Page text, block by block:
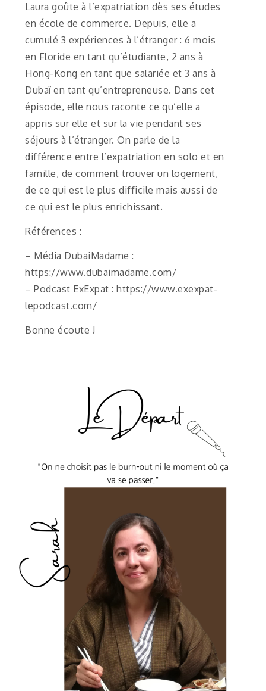
Laura goûte à l’expatriation dès ses études
en école de commerce. Depuis, elle a
cumulé 3 expériences à l’étranger : 6 mois
en Floride en tant qu’étudiante, 2 ans à
Hong-Kong en tant que salariée et 3 ans à
Dubaï en tant qu’entrepreneuse. Dans cet
épisode, elle nous raconte ce qu’elle a
appris sur elle et sur la vie pendant ses
séjours à l’étranger. On parle de la
différence entre l’expatriation en solo et en
famille, de comment trouver un logement,
de ce qui est le plus difficile mais aussi de
ce qui est le plus enrichissant.
Références :
– Média DubaiMadame :
https://www.dubaimadame.com/
– Podcast ExExpat : https://www.exexpat-
lepodcast.com/
Bonne écoute !